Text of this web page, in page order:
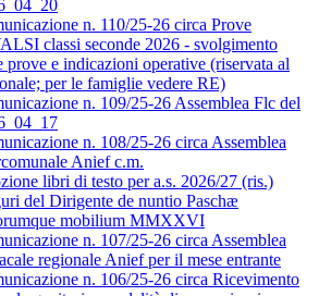
n. 110/25-26 circa Prove
classi seconde 2026 - svolgimento
prove e indicazioni operative (riservata al
per le famiglie vedere RE)
n. 109/25-26 Assemblea Flc del
n. 108/25-26 circa Assemblea
Anief c.m.
libri di testo per a.s. 2026/27 (ris.)
del Dirigente de nuntio Paschæ
mobilium MMXXVI
n. 107/25-26 circa Assemblea
regionale Anief per il mese entrante
n. 106/25-26 circa Ricevimento